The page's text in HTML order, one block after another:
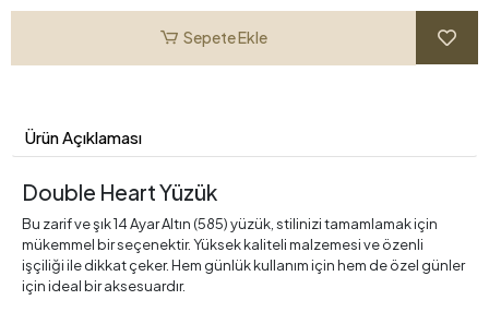
Sepete Ekle
Ürün Açıklaması
Double Heart Yüzük
Bu zarif ve şık 14 Ayar Altın (585) yüzük, stilinizi tamamlamak için
mükemmel bir seçenektir. Yüksek kaliteli malzemesi ve özenli
işçiliği ile dikkat çeker. Hem günlük kullanım için hem de özel günler
için ideal bir aksesuardır.